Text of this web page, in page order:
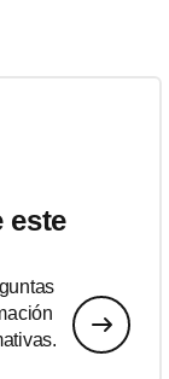
este